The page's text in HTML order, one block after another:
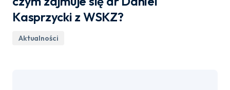
Kasprzycki z WSKZ?
Aktualności